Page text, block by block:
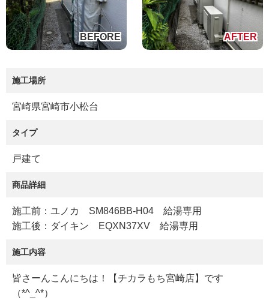
施工場所
宮崎県宮崎市小松台
タイプ
戸建て
商品詳細
施工前：ユノカ SM846BB-H04 給湯専用
施工後：ダイキン EQXN37XV 給湯専用
施工内容
皆さーんこんにちは！【チカラもち宮崎店】です
（*^_^*）